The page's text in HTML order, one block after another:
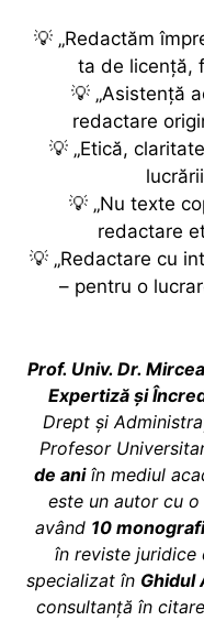
💡 „Redactăm
ta de licență,
💡 „Asistență
redactare
💡 „Etică,
💡 „Nu texte
redactare
💡 „Redactare cu
– pentru o
Prof. Univ. Dr.
Expertiză și
Drept și
Profesor
de aniîn mediul
este un autor cu
având 10
în reviste juridice
specializat în Ghidul
consultanță în